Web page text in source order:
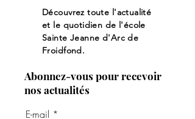
Découvrez toute l'actualité
et le quotidien de l'école
Sainte Jeanne d'Arc de
Froidfond.
Abonnez-vous pour recevoir
nos actualités
E-mail